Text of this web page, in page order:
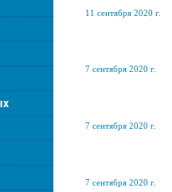
11 сентября 2020 г.
7 сентября 2020 г.
7 сентября 2020 г.
7 сентября 2020 г.